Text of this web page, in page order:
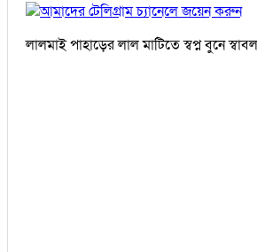
আমাদের টেলিগ্রাম চ্যানেলে জয়েন করুন
লালমাই পাহাড়ের লাল মাটিতে স্বপ্ন বুনে